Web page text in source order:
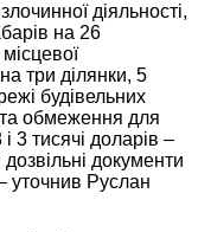
діяльності,
на 26
три ділянки, 5
будівельних
та обмеження для
3 тисячі доларів –
дозвільні документи
уточнив Руслан